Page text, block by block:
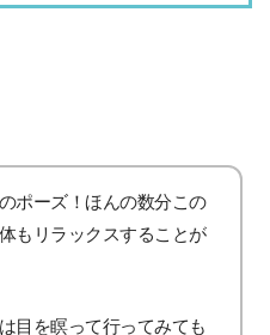
ポーズ！ほんの数分この
もリラックスすることが
目を瞑って行ってみても